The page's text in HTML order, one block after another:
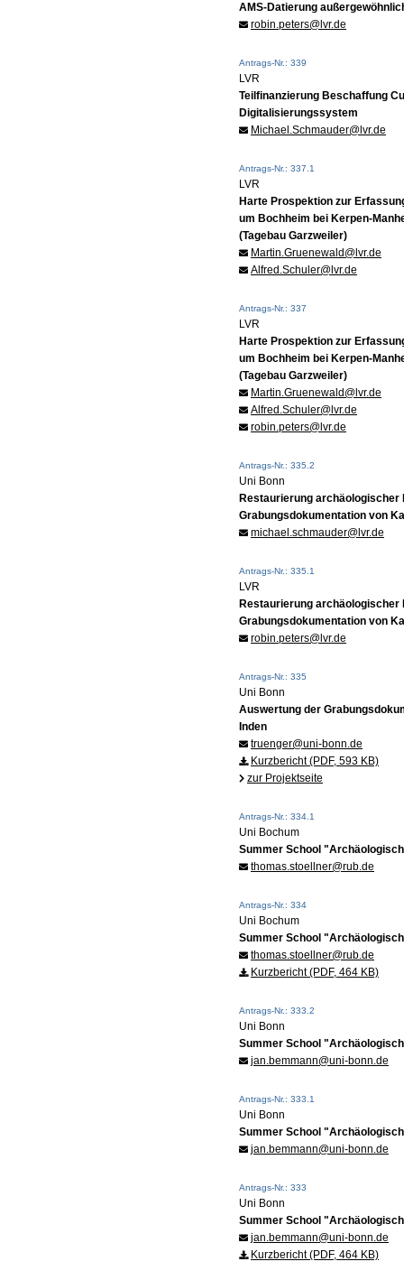
AMS-Datierung
robin.peters@lvr.de
Antrags-Nr.: 339
LVR
Teilfinanzierung Beschaffung
Digitalisierungssystem
Michael.Schmauder@lvr.de
Antrags-Nr.: 337.1
LVR
Harte Prospektion zur
um Bochheim bei Kerpen-
(Tagebau Garzweiler)
Martin.Gruenewald@lvr.de
Alfred.Schuler@lvr.de
Antrags-Nr.: 337
LVR
Harte Prospektion zur
um Bochheim bei Kerpen-
(Tagebau Garzweiler)
Martin.Gruenewald@lvr.de
Alfred.Schuler@lvr.de
robin.peters@lvr.de
Antrags-Nr.: 335.2
Uni Bonn
Restaurierung archäologischer
Grabungsdokumentation von
michael.schmauder@lvr.de
Antrags-Nr.: 335.1
LVR
Restaurierung archäologischer
Grabungsdokumentation von
robin.peters@lvr.de
Antrags-Nr.: 335
Uni Bonn
Auswertung der
Inden
truenger@uni-bonn.de
Kurzbericht (PDF, 593 KB)
zur Projektseite
Antrags-Nr.: 334.1
Uni Bochum
Summer School
thomas.stoellner@rub.de
Antrags-Nr.: 334
Uni Bochum
Summer School
thomas.stoellner@rub.de
Kurzbericht (PDF, 464 KB)
Antrags-Nr.: 333.2
Uni Bonn
Summer School
jan.bemmann@uni-bonn.de
Antrags-Nr.: 333.1
Uni Bonn
Summer School
jan.bemmann@uni-bonn.de
Antrags-Nr.: 333
Uni Bonn
Summer School
jan.bemmann@uni-bonn.de
Kurzbericht (PDF, 464 KB)